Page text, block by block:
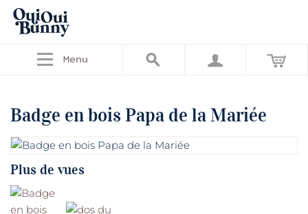
Menu
Badge en bois Papa de la Mariée
Plus de vues